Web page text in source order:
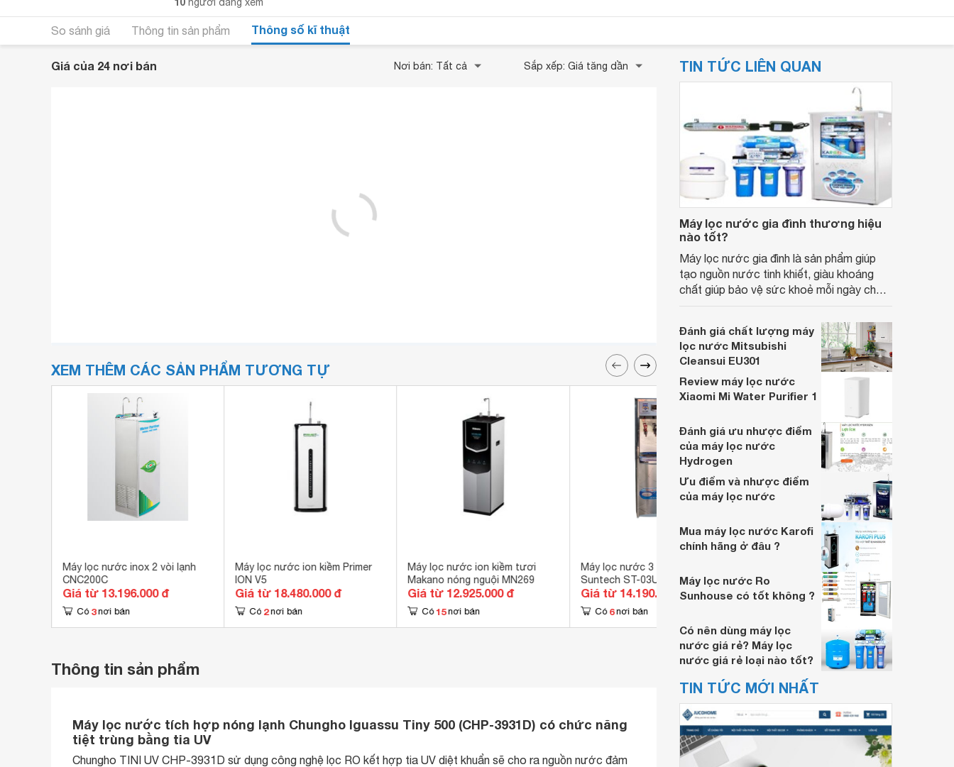
So sánh giá Thông tin sản phẩm Thông số kĩ thuật
Giá của 24 nơi bán Nơi bán: Tất cả Sắp xếp: Giá tăng dần
XEM THÊM CÁC SẢN PHẨM TƯƠNG TỰ
Máy lọc nước inox 2 vòi lạnh
CNC200C
Giá từ 13.196.000 đ
Có 3 nơi bán
Máy lọc nước ion kiềm Primer
ION V5
Giá từ 18.480.000 đ
Có 2 nơi bán
Máy lọc nước ion kiềm tươi
Makano nóng nguội MN269
Giá từ 12.925.000 đ
Có 15 nơi bán
Máy lọc nước 3 vòi nóng lạnh
Suntech ST-03UF
Giá từ 14.190.000 đ
Có 6 nơi bán
Máy lọc nước Haohsing AQ
500G
Giá từ 12.309.000 đ
Thông tin sản phẩm
Máy lọc nước tích hợp nóng lạnh Chungho Iguassu Tiny 500 (CHP-3931D) có chức năng
tiệt trùng bằng tia UV
Chungho TINI UV CHP-3931D sử dụng công nghệ lọc RO kết hợp tia UV diệt khuẩn sẽ cho ra nguồn nước đảm
TIN TỨC LIÊN QUAN
Máy lọc nước gia đình thương hiệu
nào tốt?
Máy lọc nước gia đình là sản phẩm giúp
tạo nguồn nước tinh khiết, giàu khoáng
chất giúp bảo vệ sức khoẻ mỗi ngày cho
Đánh giá chất lượng máy
lọc nước Mitsubishi
Cleansui EU301
Review máy lọc nước
Xiaomi Mi Water Purifier 1
Đánh giá ưu nhược điểm
của máy lọc nước
Hydrogen
Ưu điểm và nhược điểm
của máy lọc nước
Mua máy lọc nước Karofi
chính hãng ở đâu ?
Máy lọc nước Ro
Sunhouse có tốt không ?
Có nên dùng máy lọc
nước giá rẻ? Máy lọc
nước giá rẻ loại nào tốt?
TIN TỨC MỚI NHẤT